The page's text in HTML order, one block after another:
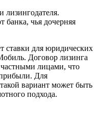
лизингодателя.
банка, чья дочерняя
ставки для юридических
Договор лизинга
частными лицами, что
Для
вариант может быть
подхода.